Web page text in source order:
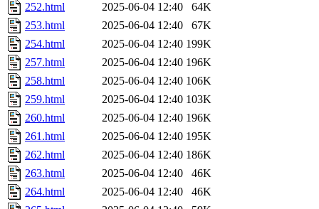
252.html
2025-06-04 12:40
64K
253.html
2025-06-04 12:40
67K
254.html
2025-06-04 12:40 199K
257.html
2025-06-04 12:40 196K
258.html
2025-06-04 12:40 106K
259.html
2025-06-04 12:40 103K
260.html
2025-06-04 12:40 196K
261.html
2025-06-04 12:40 195K
262.html
2025-06-04 12:40 186K
263.html
2025-06-04 12:40
46K
264.html
2025-06-04 12:40
46K